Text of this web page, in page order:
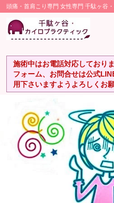
頭痛・首肩こり専門 女性専門 千駄ヶ谷
施術中はお電話対応しており
フォーム、お問合せは公式
用下さいますようよろしくお